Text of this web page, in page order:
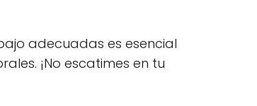
adecuadas es esencial
¡No escatimes en tu